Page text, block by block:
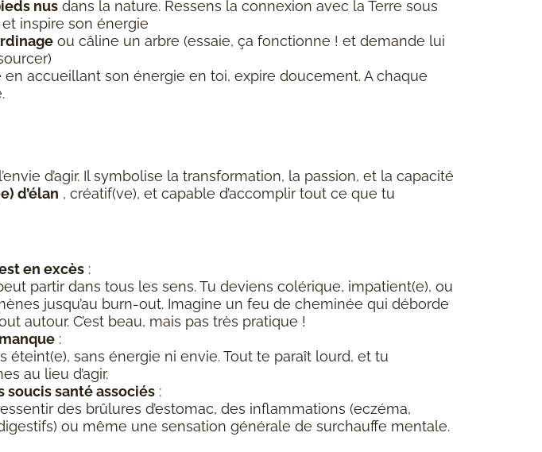
nus dans la nature. Ressens la connexion avec la Terre sous
inspire son énergie
ou câline un arbre (essaie, ça fonctionne ! et demande lui
en accueillant son énergie en toi, expire doucement. A chaque
d’agir. Il symbolise la transformation, la passion, et la capacité
d’élan , créatif(ve), et capable d’accomplir tout ce que tu
en excès :
partir dans tous les sens. Tu deviens colérique, impatient(e), ou
jusqu’au burn-out. Imagine un feu de cheminée qui déborde
autour. C’est beau, mais pas très pratique !
:
éteint(e), sans énergie ni envie. Tout te paraît lourd, et tu
au lieu d’agir.
soucis santé associés :
des brûlures d’estomac, des inflammations (eczéma,
ou même une sensation générale de surchauffe mentale.